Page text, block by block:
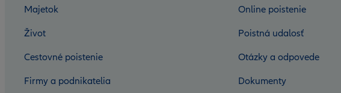
Majetok
Život
Cestovné poistenie
Firmy a podnikatelia
Online poistenie
Poistná udalosť
Otázky a odpovede
Dokumenty